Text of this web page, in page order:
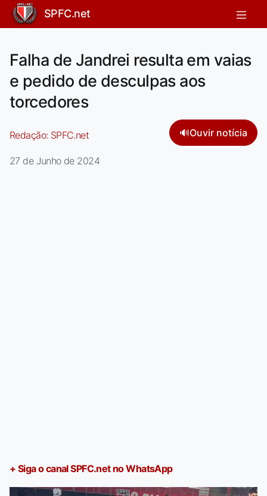
SPFC.net
Falha de Jandrei resulta em vaias
e pedido de desculpas aos
torcedores
Redação: SPFC.net 🔊Ouvir notícia
27 de Junho de 2024
+ Siga o canal SPFC.net no WhatsApp